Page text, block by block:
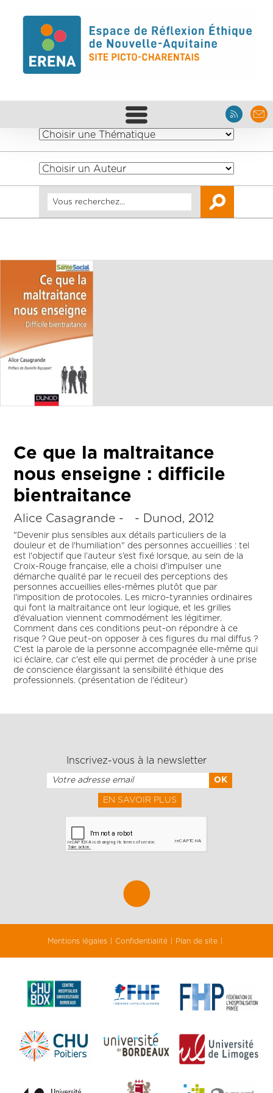
Ce que la maltraitance
nous enseigne : difficile
bientraitance
Alice Casagrande - - Dunod, 2012
"Devenir plus sensibles aux détails particuliers de la
douleur et de l'humiliation" des personnes accueillies : tel
est l'objectif que l’auteur s’est fixé lorsque, au sein de la
Croix-Rouge française, elle a choisi d'impulser une
démarche qualité par le recueil des perceptions des
personnes accueillies elles-mêmes plutôt que par
l'imposition de protocoles. Les micro-tyrannies ordinaires
qui font la maltraitance ont leur logique, et les grilles
d’évaluation viennent commodément les légitimer.
Comment dans ces conditions peut-on répondre à ce
risque ? Que peut-on opposer à ces figures du mal diffus ?
C'est la parole de la personne accompagnée elle-même qui
ici éclaire, car c'est elle qui permet de procéder à une prise
de conscience élargissant la sensibilité éthique des
professionnels. (présentation de l'éditeur)
Inscrivez-vous à la newsletter
EN SAVOIR PLUS
Mentions légales Confidentialité Plan de site